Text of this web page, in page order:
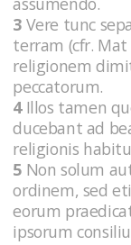
3 Vere tunc
terram (cfr.
religionem
peccatorum.
4Illos tamen
ducebant ad
religionis
5 Non solum
ordinem, sed
eorum
ipsorum